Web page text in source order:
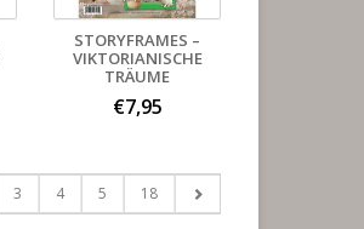
STORYFRAMES –
VIKTORIANISCHE
TRÄUME
€7,95
3 4 5 18